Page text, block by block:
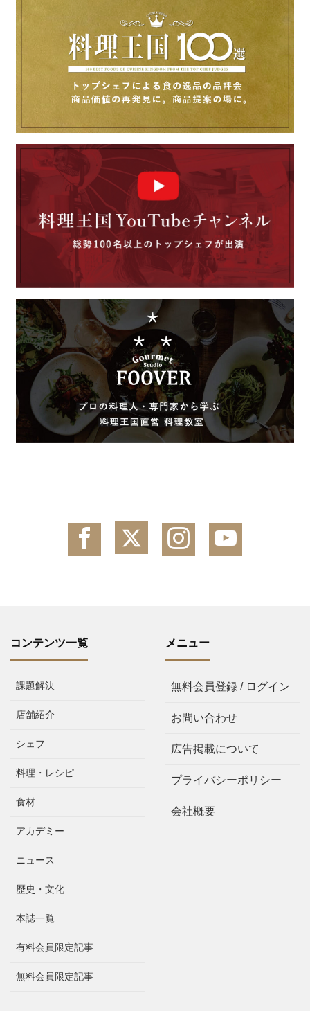
コンテンツ一覧
課題解決
店舗紹介
シェフ
料理・レシピ
食材
アカデミー
ニュース
歴史・文化
本誌一覧
有料会員限定記事
無料会員限定記事
メニュー
無料会員登録 / ログイン
お問い合わせ
広告掲載について
プライバシーポリシー
会社概要